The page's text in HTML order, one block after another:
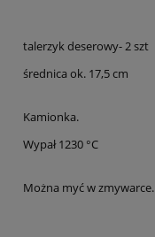
talerzyk deserowy- 2 szt
średnica ok. 17,5 cm
Kamionka.
Wypał 1230 °C
Można myć w zmywarce.